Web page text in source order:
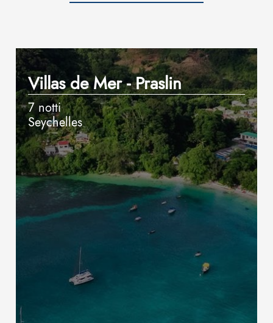
Villas de Mer - Praslin
7 notti
Seychelles